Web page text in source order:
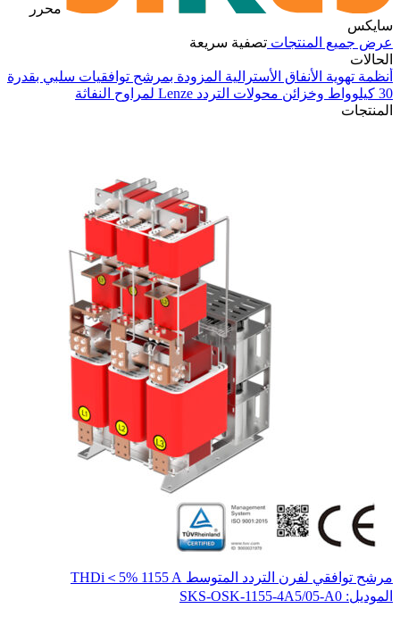
محرر
سايكس
عرض جميع المنتجات تصفية سريعة
الحالات
أنظمة تهوية الأنفاق الأسترالية المزودة بمرشح توافقيات سلبي بقدرة
30 كيلوواط وخزائن محولات التردد Lenze لمراوح النفاثة
المنتجات
مرشح توافقي لفرن التردد المتوسط THDi＜5% 1155 A
الموديل: SKS-OSK-1155-4A5/05-A0